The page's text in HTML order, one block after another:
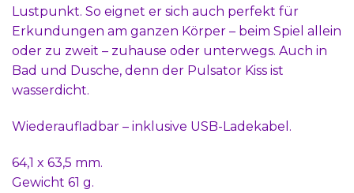
Lustpunkt. So eignet er sich auch perfekt für
Erkundungen am ganzen Körper – beim Spiel allein
oder zu zweit – zuhause oder unterwegs. Auch in
Bad und Dusche, denn der Pulsator Kiss ist
wasserdicht.
Wiederaufladbar – inklusive USB-Ladekabel.
64,1 x 63,5 mm.
Gewicht 61 g.